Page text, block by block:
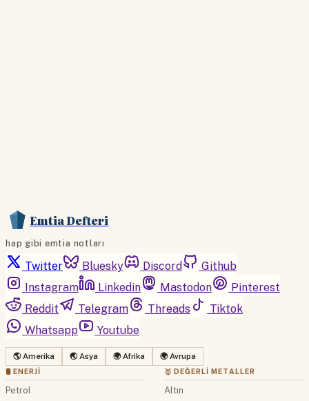
Emtia Defteri
hap gibi emtia notları
Twitter Bluesky Discord
Github
Instagram
Linkedin Mastodon
Pinterest
Reddit
Telegram Threads
Tiktok
Whatsapp
Youtube
🌎 Amerika 🌏 Asya 🌍 Afrika 🌍 Avrupa
🛢 ENERJI
Petrol
🥇 DEĞERLI METALLER
Altın